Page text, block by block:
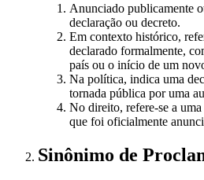
Anunciado publicamente
declaração ou decreto.
Em contexto histórico,
declarado formalmente,
país ou o início de um
Na política, indica uma
tornada pública por uma
No direito, refere-se a
que foi oficialmente
Sinônimo de